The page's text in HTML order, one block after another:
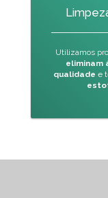
Utilizamos
eliminam
qualidade e